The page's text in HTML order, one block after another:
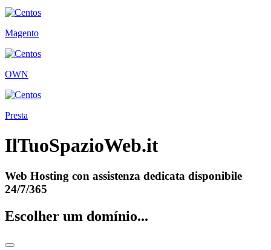
Magento
OWN
Presta
IlTuoSpazioWeb.it
Web Hosting con assistenza dedicata disponibile
24/7/365
Escolher um domínio...